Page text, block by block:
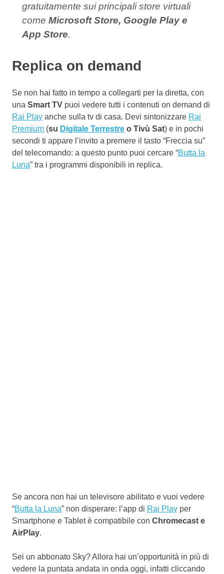
gratuitamente sui principali store virtuali
come Microsoft Store, Google Play e
App Store.
Replica on demand
Se non hai fatto in tempo a collegarti per la diretta, con
una Smart TV puoi vedere tutti i contenuti on demand di
Rai Play anche sulla tv di casa. Devi sintonizzare Rai
Premium (su Digitale Terrestre o Tivù Sat) e in pochi
secondi ti appare l’invito a premere il tasto “Freccia su”
del telecomando: a questo punto puoi cercare “Butta la
Luna” tra i programmi disponibili in replica.
Se ancora non hai un televisore abilitato e vuoi vedere
“Butta la Luna” non disperare: l’app di Rai Play per
Smartphone e Tablet è compatibile con Chromecast e
AirPlay.
Sei un abbonato Sky? Allora hai un’opportunità in più di
vedere la puntata andata in onda oggi, infatti cliccando